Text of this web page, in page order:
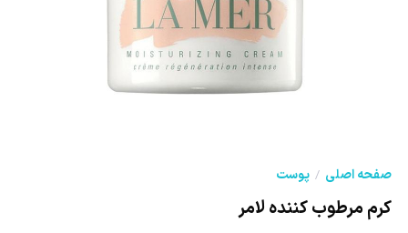
صفحه اصلی پوست
کرم مرطوب کننده لامر